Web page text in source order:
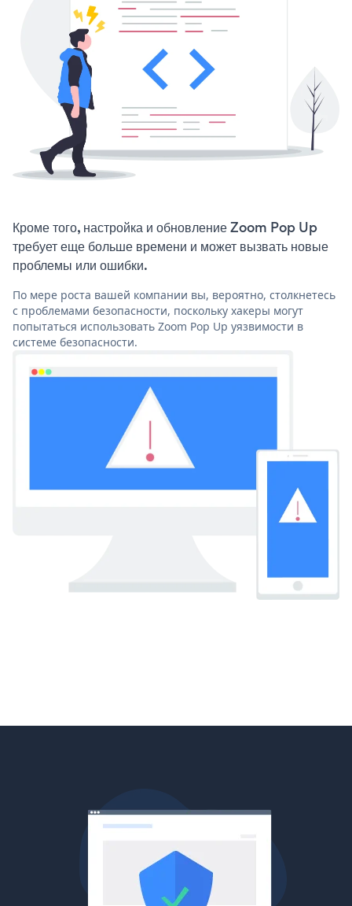
Кроме того, настройка и обновление Zoom Pop Up
требует еще больше времени и может вызвать новые
проблемы или ошибки.
По мере роста вашей компании вы, вероятно, столкнетесь
с проблемами безопасности, поскольку хакеры могут
попытаться использовать Zoom Pop Up уязвимости в
системе безопасности.